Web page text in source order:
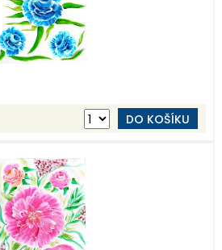
DO KOŠÍKU